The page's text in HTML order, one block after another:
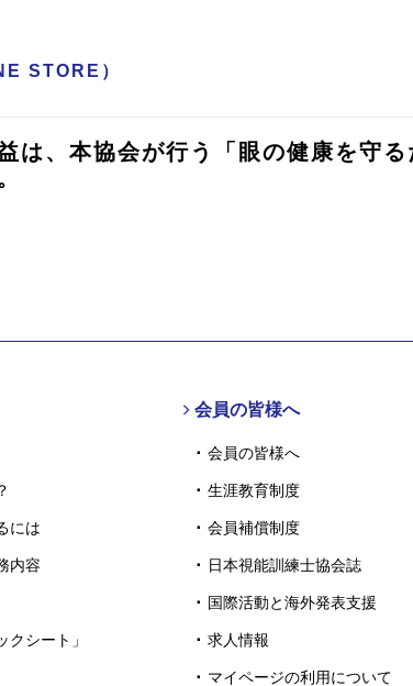
STORE）
は、本協会が行う「眼の健康を守
には
内容
クシート」
会員の皆様へ
会員の皆様へ
生涯教育制度
会員補償制度
日本視能訓練士協会誌
国際活動と海外発表支援
求人情報
マイページの利用について